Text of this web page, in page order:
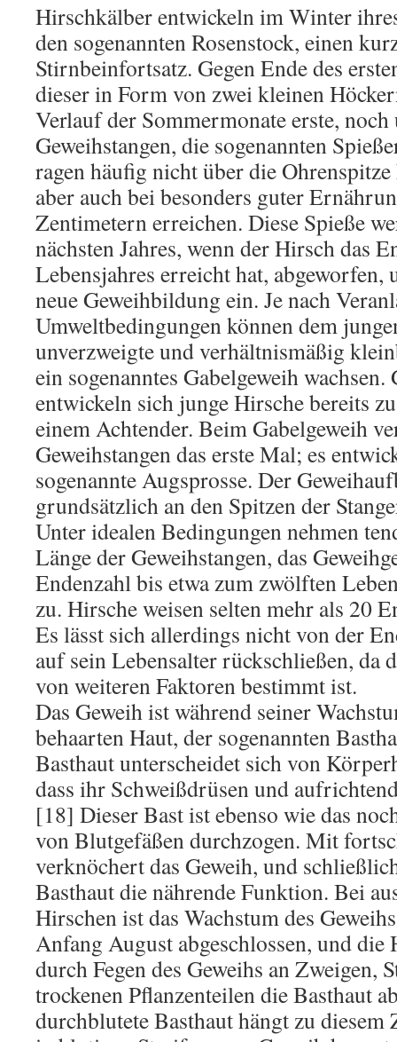
Hirschkälber entwickeln im Winter
den sogenannten Rosenstock, einen
Stirnbeinfortsatz. Gegen Ende des
dieser in Form von zwei kleinen
Verlauf der Sommermonate erste, noch
Geweihstangen, die sogenannten
ragen häufig nicht über die
aber auch bei besonders guter
Zentimetern erreichen. Diese Spieße
nächsten Jahres, wenn der Hirsch das
Lebensjahres erreicht hat, abgeworfen,
neue Geweihbildung ein. Je nach
Umweltbedingungen können dem
unverzweigte und verhältnismäßig
ein sogenanntes Gabelgeweih
entwickeln sich junge Hirsche bereits
einem Achtender. Beim Gabelgeweih
Geweihstangen das erste Mal; es
sogenannte Augsprosse. Der
grundsätzlich an den Spitzen der
Unter idealen Bedingungen nehmen
Länge der Geweihstangen, das
Endenzahl bis etwa zum zwölften
zu. Hirsche weisen selten mehr als 20
Es lässt sich allerdings nicht von der
auf sein Lebensalter rückschließen, da
von weiteren Faktoren bestimmt ist.
Das Geweih ist während seiner
behaarten Haut, der sogenannten
Basthaut unterscheidet sich von
dass ihr Schweißdrüsen und
[18] Dieser Bast ist ebenso wie das
von Blutgefäßen durchzogen. Mit
verknöchert das Geweih, und
Basthaut die nährende Funktion. Bei
Hirschen ist das Wachstum des
Anfang August abgeschlossen, und die
durch Fegen des Geweihs an Zweigen,
trockenen Pflanzenteilen die Basthaut
durchblutete Basthaut hängt zu